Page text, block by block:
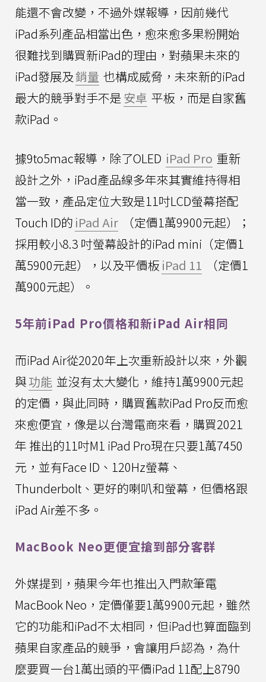
能還不會改變，不過外媒報導，因前幾代
iPad系列產品相當出色，愈來愈多果粉開始
很難找到購買新iPad的理由，對蘋果未來的
iPad發展及銷量 也構成威脅，未來新的iPad
最大的競爭對手不是安卓 平板，而是自家舊
款iPad。
據9to5mac報導，除了OLED iPad Pro 重新
設計之外，iPad產品線多年來其實維持得相
當一致，產品定位大致是11吋LCD螢幕搭配
Touch ID的 iPad Air
（定價1萬9900元起）；
採用較小8.3 吋螢幕設計的iPad mini（定價1
萬5900元起），以及平價板 iPad 11
（定價1
萬900元起）。
5年前iPad Pro價格和新iPad Air相同
而iPad Air從2020年上次重新設計以來，外觀
與功能 並沒有太大變化，維持1萬9900元起
的定價，與此同時，購買舊款iPad Pro反而愈
來愈便宜，像是以台灣電商來看，購買2021
年 推出的11吋M1 iPad Pro現在只要1萬7450
元，並有Face ID、120Hz螢幕、
Thunderbolt、更好的喇叭和螢幕，但價格跟
iPad Air差不多。
MacBook Neo更便宜搶到部分客群
外媒提到，蘋果今年也推出入門款筆電
MacBook Neo，定價僅要1萬9900元起，雖然
它的功能和iPad不太相同，但iPad也算面臨到
蘋果自家產品的競爭，會讓用戶認為，為什
麼要買一台1萬出頭的平價iPad 11配上8790